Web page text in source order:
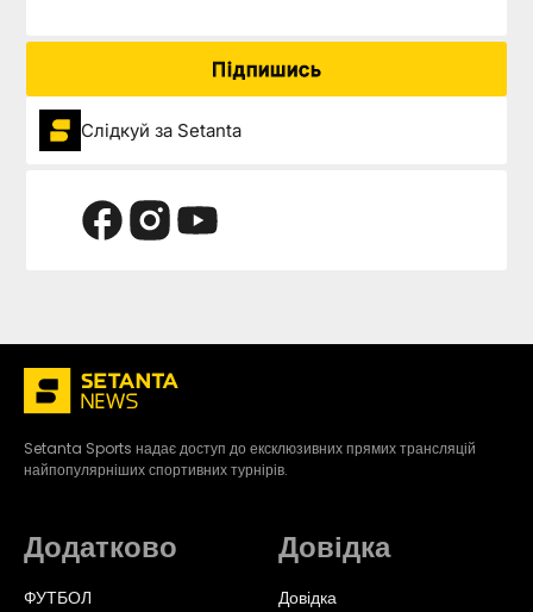
Підпишись
Слідкуй за Setanta
Setanta Sports надає доступ до ексклюзивних прямих трансляцій
найпопулярніших спортивних турнірів.
Додатково
ФУТБОЛ
Довідка
Довідка